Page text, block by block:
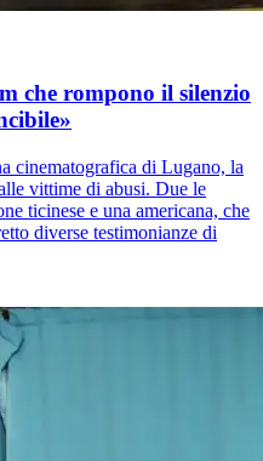
che rompono il silenzio
cinematografica di Lugano, la
vittime di abusi. Due le
ticinese e una americana, che
diverse testimonianze di